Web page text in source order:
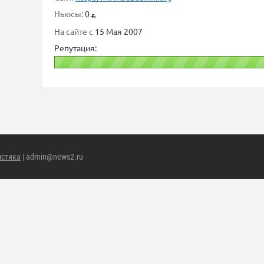
Ньюсы:0
На сайте с 15 Мая 2007
Репутация:
| admin@news2.ru